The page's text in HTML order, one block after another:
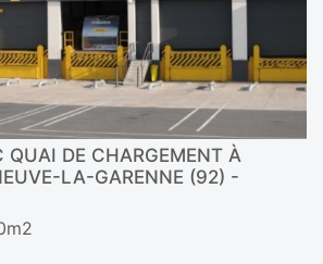
QUAI DE CHARGEMENT À
LA-GARENNE (92) -